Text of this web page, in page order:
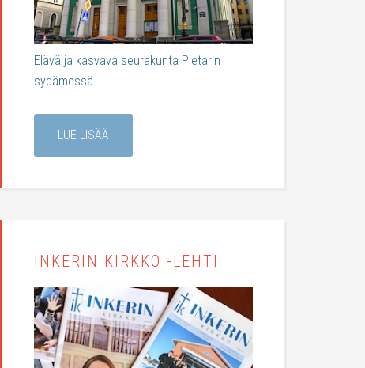
Elävä ja kasvava seurakunta Pietarin
sydämessä.
LUE LISÄÄ
INKERIN KIRKKO -LEHTI